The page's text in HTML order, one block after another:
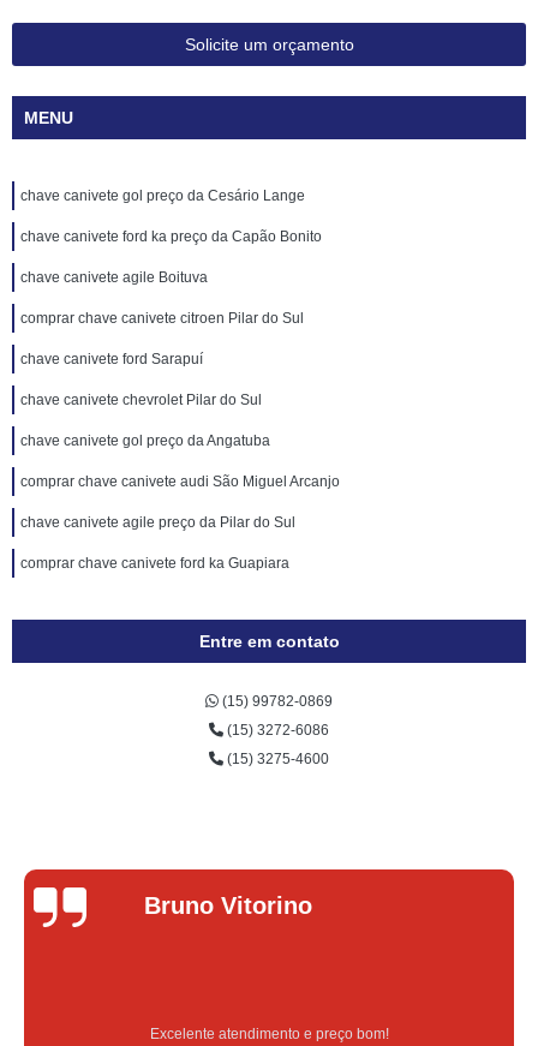
Solicite um orçamento
MENU
chave canivete gol preço da Cesário Lange
chave canivete ford ka preço da Capão Bonito
chave canivete agile Boituva
comprar chave canivete citroen Pilar do Sul
chave canivete ford Sarapuí
chave canivete chevrolet Pilar do Sul
chave canivete gol preço da Angatuba
comprar chave canivete audi São Miguel Arcanjo
chave canivete agile preço da Pilar do Sul
comprar chave canivete ford ka Guapiara
Entre em contato
(15) 99782-0869
(15) 3272-6086
(15) 3275-4600
Bruno Vitorino
Excelente atendimento e preço bom!